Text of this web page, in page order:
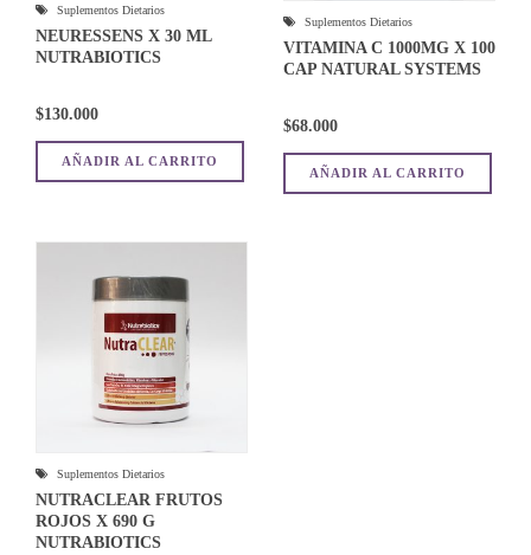
Suplementos Dietarios
NEURESSENS X 30 ML
NUTRABIOTICS
$130.000
AÑADIR AL CARRITO
Suplementos Dietarios
VITAMINA C 1000MG X 100
CAP NATURAL SYSTEMS
$68.000
AÑADIR AL CARRITO
Suplementos Dietarios
NUTRACLEAR FRUTOS
ROJOS X 690 G
NUTRABIOTICS